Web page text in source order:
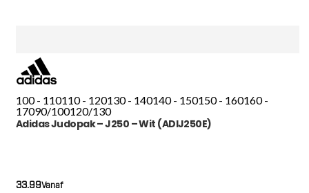
100 - 110110 - 120130 - 140140 - 150150 - 160160 -
17090/100120/130
Adidas Judopak – J250 – Wit (ADIJ250E)
Vanaf
33.99